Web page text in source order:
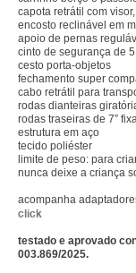
capota retrátil com
encosto reclinável em
apoio de pernas
cinto de segurança de
cesto porta-objetos
fechamento super
cabo retrátil para
rodas dianteiras
rodas traseiras de 7”
estrutura em aço
tecido poliéster
limite de peso: para
nunca deixe a criança
acompanha
click
testado e aprovado
003.869/2025.